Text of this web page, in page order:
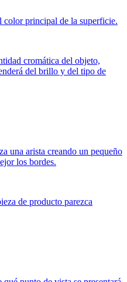
color principal de la superficie.
cromática del objeto,
del brillo y del tipo de
una arista creando un pequeño
los bordes.
de producto parezca